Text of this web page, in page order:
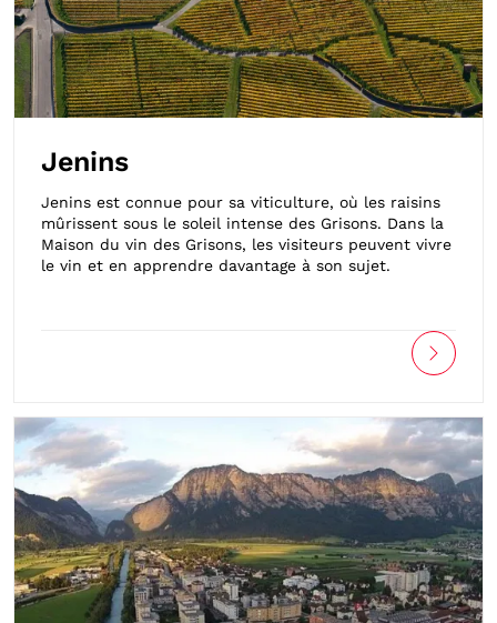
Jenins
Jenins est connue pour sa viticulture, où les raisins
mûrissent sous le soleil intense des Grisons. Dans la
Maison du vin des Grisons, les visiteurs peuvent vivre
le vin et en apprendre davantage à son sujet.